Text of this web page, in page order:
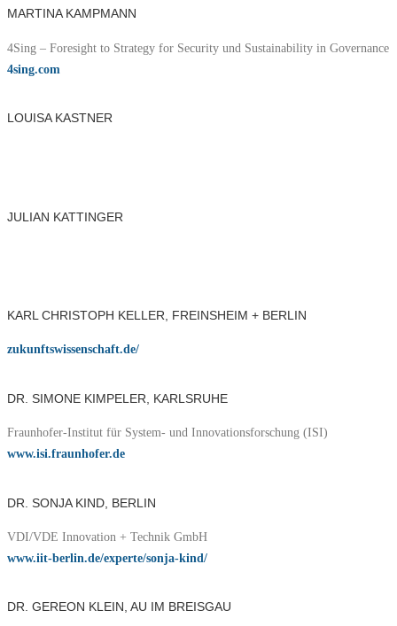
MARTINA KAMPMANN
4Sing – Foresight to Strategy for Security und Sustainability in Governance
4sing.com
LOUISA KASTNER
JULIAN KATTINGER
KARL CHRISTOPH KELLER, FREINSHEIM + BERLIN
zukunftswissenschaft.de/
DR. SIMONE KIMPELER, KARLSRUHE
Fraunhofer-Institut für System- und Innovationsforschung (ISI)
www.isi.fraunhofer.de
DR. SONJA KIND, BERLIN
VDI/VDE Innovation + Technik GmbH
www.iit-berlin.de/experte/sonja-kind/
DR. GEREON KLEIN, AU IM BREISGAU